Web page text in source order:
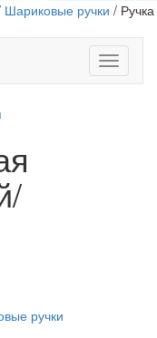
Шариковые ручки / Ручка
Toggle
ручки